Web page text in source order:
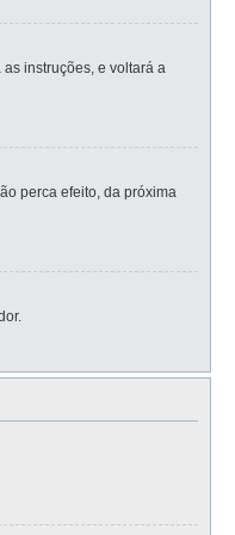
instruções, e voltará a
perca efeito, da próxima